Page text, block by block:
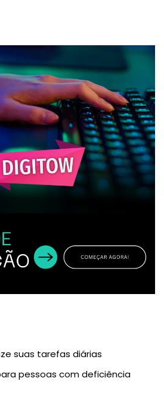
suas tarefas diárias
pessoas com deficiência